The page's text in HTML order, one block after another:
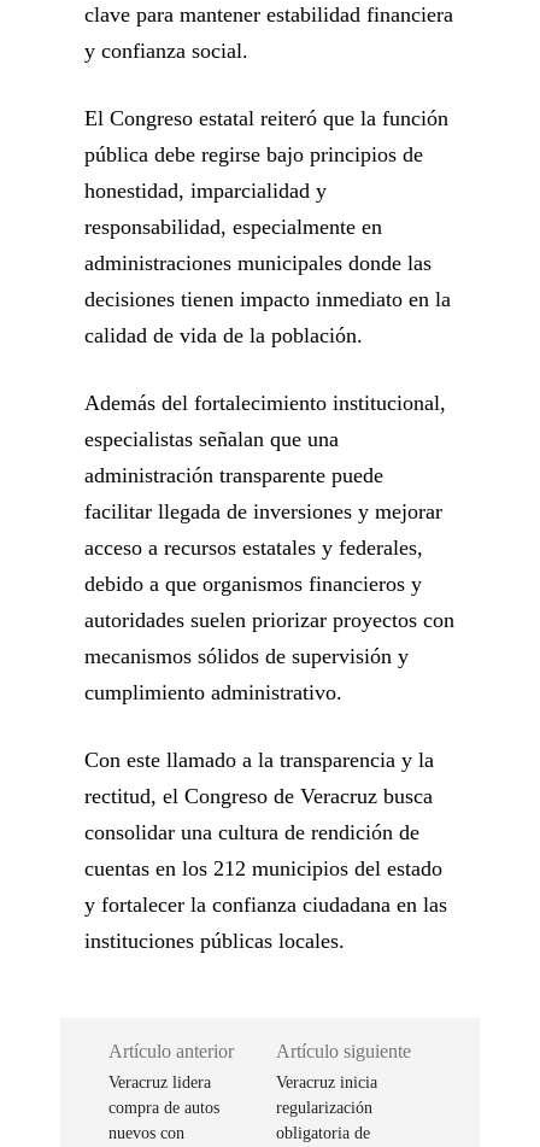
clave para mantener estabilidad financiera
y confianza social.
El Congreso estatal reiteró que la función
pública debe regirse bajo principios de
honestidad, imparcialidad y
responsabilidad, especialmente en
administraciones municipales donde las
decisiones tienen impacto inmediato en la
calidad de vida de la población.
Además del fortalecimiento institucional,
especialistas señalan que una
administración transparente puede
facilitar llegada de inversiones y mejorar
acceso a recursos estatales y federales,
debido a que organismos financieros y
autoridades suelen priorizar proyectos con
mecanismos sólidos de supervisión y
cumplimiento administrativo.
Con este llamado a la transparencia y la
rectitud, el Congreso de Veracruz busca
consolidar una cultura de rendición de
cuentas en los 212 municipios del estado
y fortalecer la confianza ciudadana en las
instituciones públicas locales.
Artículo anterior
Veracruz lidera
compra de autos
nuevos con
Artículo siguiente
Veracruz inicia
regularización
obligatoria de